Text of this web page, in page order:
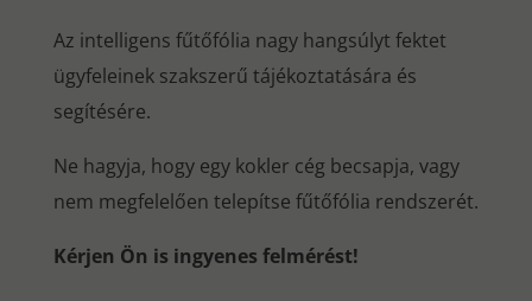
Az intelligens fűtőfólia nagy hangsúlyt fektet
ügyfeleinek szakszerű tájékoztatására és
segítésére.
Ne hagyja, hogy egy kokler cég becsapja, vagy
nem megfelelően telepítse fűtőfólia rendszerét.
Kérjen Ön is ingyenes felmérést!